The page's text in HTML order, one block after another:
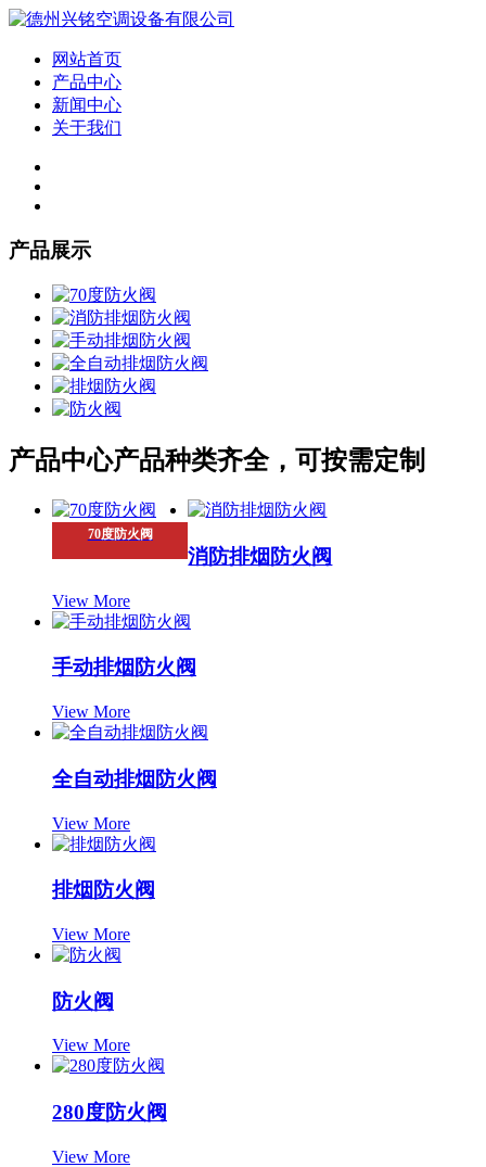
网站首页
产品中心
新闻中心
关于我们
产品展示
产品中心产品种类齐全，可按需定制
70度防火阀
消防排烟防火阀
View More
手动排烟防火阀
View More
全自动排烟防火阀
View More
排烟防火阀
View More
防火阀
View More
280度防火阀
View More